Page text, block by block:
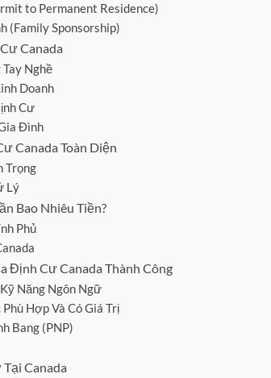
to Permanent Residence)
(Family Sponsorship)
Canada
Nghề
Doanh
Cư
Đình
Canada Toàn Diện
Trọng
Lý
Bao Nhiêu Tiền?
Phủ
Định Cư Canada Thành Công
Năng Ngôn Ngữ
Hợp Và Có Giá Trị
Bang (PNP)
Canada